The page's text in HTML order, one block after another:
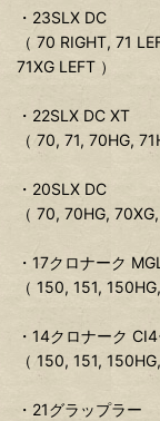
・23SLX DC
（ 70 RIGHT, 71
71XG LEFT ）
・22SLX DC XT
（ 70, 71, 70HG,
・20SLX DC
（ 70, 70HG,
・17クロナーク MGL
（ 150, 151,
・14クロナーク
（ 150, 151,
・21グラップラー